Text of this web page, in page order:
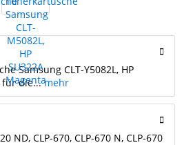
Samsung CLT-Y5082L, HP
für die...mehr
ND, CLP-670, CLP-670 N, CLP-670